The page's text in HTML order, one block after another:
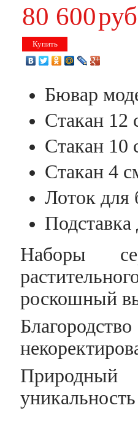
80 600руб
Купить
Бювар
Стакан 12
Стакан 10
Стакан 4
Лоток для
Подставка
Наборы
роскошный